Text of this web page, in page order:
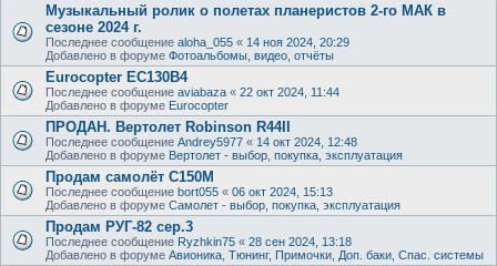
Музыкальный ролик о полетах планеристов 2-го МАК в
сезоне 2024 г.
Последнее сообщение aloha_055 « 14 ноя 2024, 20:29
Добавлено в форуме Фотоальбомы, видео, отчёты
Eurocopter EC130B4
Последнее сообщение aviabaza « 22 окт 2024, 11:44
Добавлено в форуме Eurocopter
ПРОДАН. Вертолет Robinson R44II
Последнее сообщение Andrey5977 « 14 окт 2024, 12:48
Добавлено в форуме Вертолет - выбор, покупка, эксплуатация
Продам самолёт С150М
Последнее сообщение bort055 « 06 окт 2024, 15:13
Добавлено в форуме Самолет - выбор, покупка, эксплуатация
Продам РУГ-82 сер.3
Последнее сообщение Ryzhkin75 « 28 сен 2024, 13:18
Добавлено в форуме Авионика, Тюнинг, Примочки, Доп. баки, Спас. системы